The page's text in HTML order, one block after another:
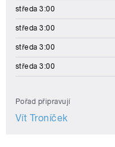
středa 3:00
středa 3:00
středa 3:00
středa 3:00
Pořad připravují
Vít Troníček